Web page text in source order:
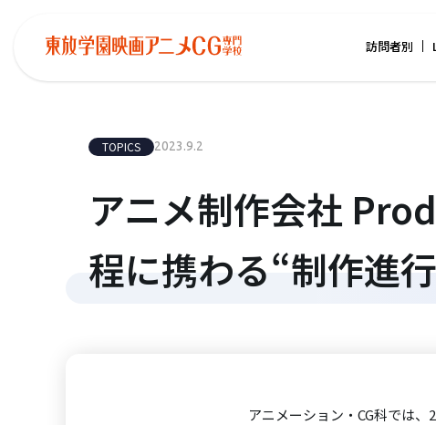
訪問者別
TOPICS 2023.9.2
アニメ制作会社
程に携わる“制作進
アニメーション・CG科では